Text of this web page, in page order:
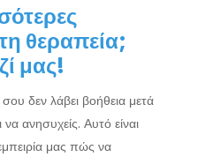
θεραπεία;
μας!
δεν λάβει βοήθεια μετά
ανησυχείς. Αυτό είναι
μας πώς να